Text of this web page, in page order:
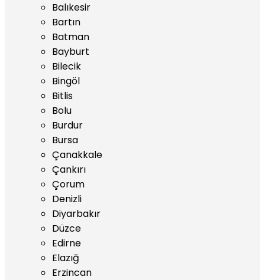
Balıkesir
Bartın
Batman
Bayburt
Bilecik
Bingöl
Bitlis
Bolu
Burdur
Bursa
Çanakkale
Çankırı
Çorum
Denizli
Diyarbakır
Düzce
Edirne
Elazığ
Erzincan